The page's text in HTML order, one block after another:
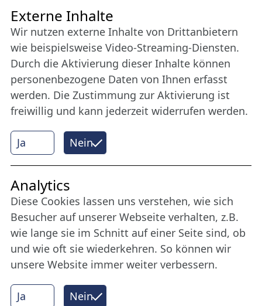
Freundes­kreis
Bleiben Sie uns das ganze Jahr über verbunden:
Werden Sie Freund der Nordischen Filmtage
Lübeck.
Mehr erfahren
Internet Partner
© 2026 Nordische Filmtage Lübeck
Ja Nein
Externe Inhalte
Wir nutzen externe Inhalte von Drittanbietern
wie beispielsweise Video-Streaming-Diensten.
Durch die Aktivierung dieser Inhalte können
personenbezogene Daten von Ihnen erfasst
werden. Die Zustimmung zur Aktivierung ist
freiwillig und kann jederzeit widerrufen werden.
Ja Nein
Analytics
Diese Cookies lassen uns verstehen, wie sich
Besucher auf unserer Webseite verhalten, z.B.
wie lange sie im Schnitt auf einer Seite sind, ob
und wie oft sie wiederkehren. So können wir
unsere Website immer weiter verbessern.